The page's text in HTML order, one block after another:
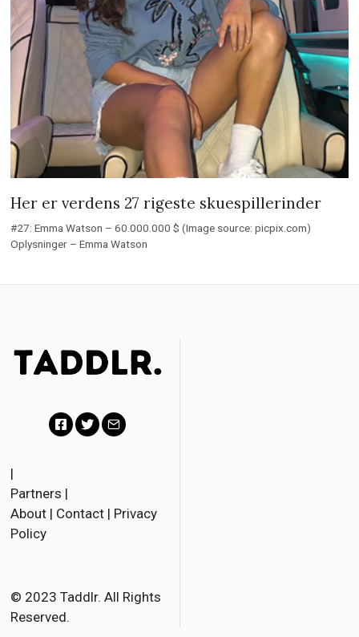
Her er verdens 27 rigeste skuespillerinder
#27: Emma Watson – 60.000.000 $ (Image source: picpix.com)
Oplysninger – Emma Watson
c
e
o
k
t
r
i
|
Partners |
About | Contact | Privacy
Policy
© 2023 Taddlr. All Rights
Reserved.